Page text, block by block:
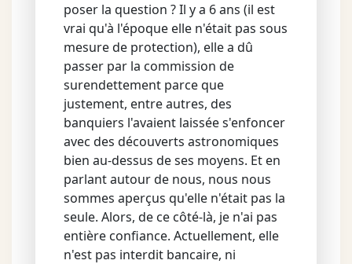
poser la question ? Il y a 6 ans (il est
vrai qu'à l'époque elle n'était pas sous
mesure de protection), elle a dû
passer par la commission de
surendettement parce que
justement, entre autres, des
banquiers l'avaient laissée s'enfoncer
avec des découverts astronomiques
bien au-dessus de ses moyens. Et en
parlant autour de nous, nous nous
sommes aperçus qu'elle n'était pas la
seule. Alors, de ce côté-là, je n'ai pas
entière confiance. Actuellement, elle
n'est pas interdit bancaire, ni